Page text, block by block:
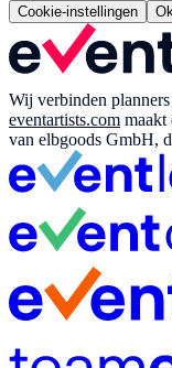
Cookie-instellingen
Wij verbinden planners
eventartists.com maakt
van elbgoods GmbH,